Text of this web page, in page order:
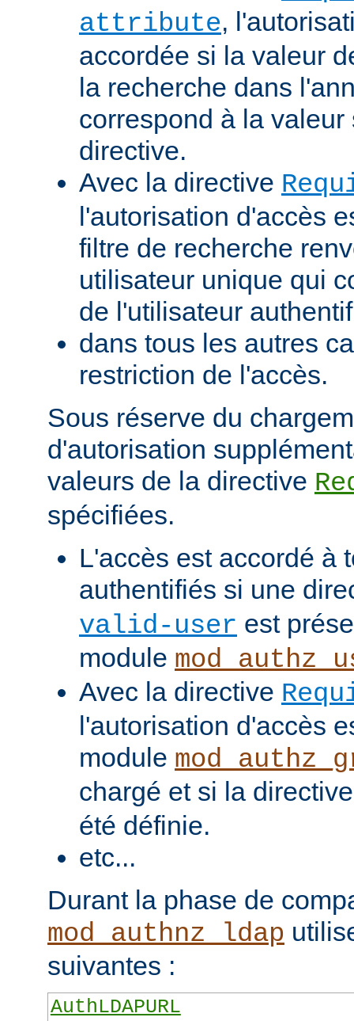
attribute,
accordée si la valeur
la recherche dans
correspond à la
directive.
Avec la directive
l'autorisation d'accès
filtre de recherche
utilisateur unique qui
de l'utilisateur
dans tous les autres
restriction de l'accès.
Sous réserve du
d'autorisation
valeurs de la directive
spécifiées.
L'accès est accordé à
authentifiés si une
valid-user est
module
Avec la directive
l'autorisation d'accès
module
chargé et si la
été définie.
etc...
Durant la phase de
mod_authnz_ldap
suivantes :
AuthLDAPURL